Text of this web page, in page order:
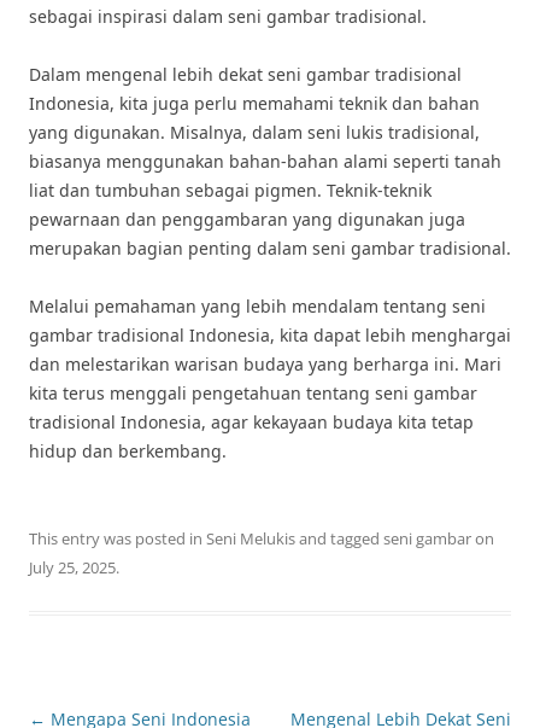
sebagai inspirasi dalam seni gambar tradisional.
Dalam mengenal lebih dekat seni gambar tradisional
Indonesia, kita juga perlu memahami teknik dan bahan
yang digunakan. Misalnya, dalam seni lukis tradisional,
biasanya menggunakan bahan-bahan alami seperti tanah
liat dan tumbuhan sebagai pigmen. Teknik-teknik
pewarnaan dan penggambaran yang digunakan juga
merupakan bagian penting dalam seni gambar tradisional.
Melalui pemahaman yang lebih mendalam tentang seni
gambar tradisional Indonesia, kita dapat lebih menghargai
dan melestarikan warisan budaya yang berharga ini. Mari
kita terus menggali pengetahuan tentang seni gambar
tradisional Indonesia, agar kekayaan budaya kita tetap
hidup dan berkembang.
This entry was posted in Seni Melukisand tagged seni gambaron
July 25, 2025.
Post
← Mengapa Seni Indonesia
Mengenal Lebih Dekat Seni